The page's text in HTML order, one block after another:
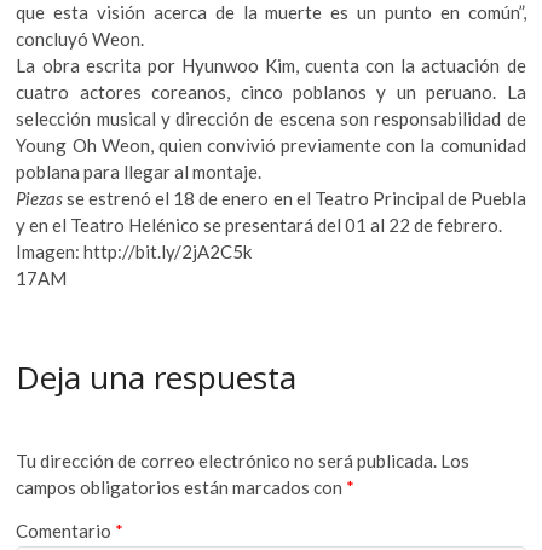
que esta visión acerca de la muerte es un punto en común”,
concluyó Weon.
La obra escrita por Hyunwoo Kim, cuenta con la actuación de
cuatro actores coreanos, cinco poblanos y un peruano. La
selección musical y dirección de escena son responsabilidad de
Young Oh Weon, quien convivió previamente con la comunidad
poblana para llegar al montaje.
Piezasse estrenó el 18 de enero en el Teatro Principal de Puebla
y en el Teatro Helénico se presentará del 01 al 22 de febrero.
Imagen: http://bit.ly/2jA2C5k
17AM
Deja una respuesta
Tu dirección de correo electrónico no será publicada. Los
campos obligatorios están marcados con *
Comentario *